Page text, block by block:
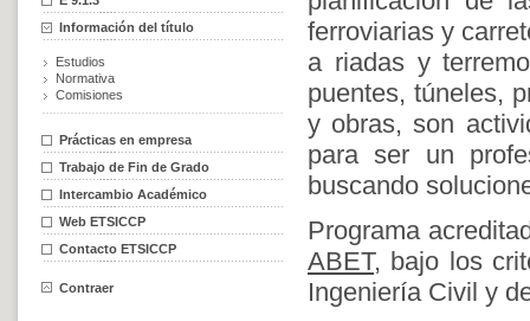
Información del título
Estudios
Normativa
Comisiones
Prácticas en empresa
Trabajo de Fin de Grado
Intercambio Académico
Web ETSICCP
Contacto ETSICCP
Contraer
ferroviarias y
a riadas y
puentes, túneles,
y obras, son
para ser un
buscando
Programa
ABET, bajo los
Ingeniería Civil y